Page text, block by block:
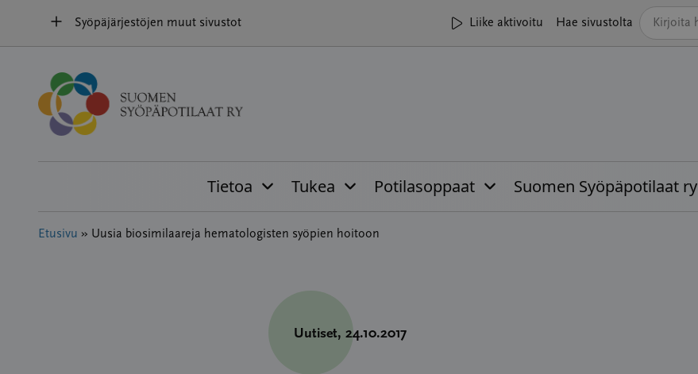
sisältöön
Syöpäjärjestöjen muut sivustot Liike aktivoitu Hae sivustolta
Tietoa Tukea Potilasoppaat Suomen Syöpäpotilaat ry
Etusivu » Uusia biosimilaareja hematologisten syöpien hoitoon
Uutiset, 24.10.2017